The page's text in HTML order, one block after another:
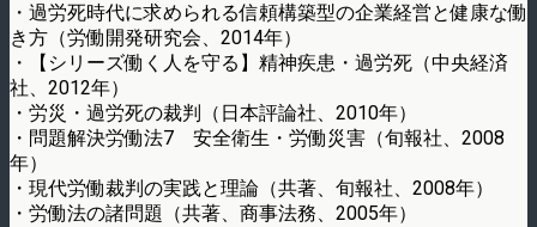
・過労死時代に求められる信頼構築型の企業経営と健康な働
き方（労働開発研究会、2014年）
・【シリーズ働く人を守る】精神疾患・過労死（中央経済
社、2012年）
・労災・過労死の裁判（日本評論社、2010年）
・問題解決労働法7 安全衛生・労働災害（旬報社、2008
年）
・現代労働裁判の実践と理論（共著、旬報社、2008年）
・労働法の諸問題（共著、商事法務、2005年）